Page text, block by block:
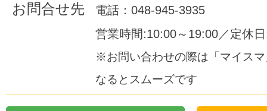
お問合せ先
電話：048-945-3935
営業時間:10:00～19:00／定休
※お問い合わせの際は「マイス
なるとスムーズです